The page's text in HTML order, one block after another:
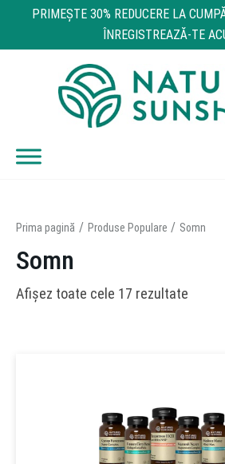
PRIMEŞTE 30% REDUCERE LA
ÎNREGISTREAZĂ-TE
Prima pagină Produse Populare Somn
Somn
Afișez toate cele 17 rezultate